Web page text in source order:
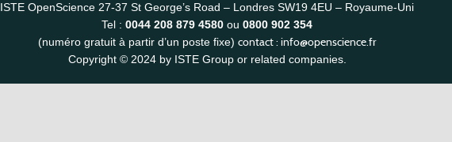
ISTE OpenScience 27-37 St George’s Road – Londres SW19 4EU – Royaume-Uni
Tel : 0044 208 879 4580 ou 0800 902 354
(numéro gratuit à partir d’un poste fixe) contact : info@openscience.fr
Copyright © 2024 by ISTE Group or related companies.